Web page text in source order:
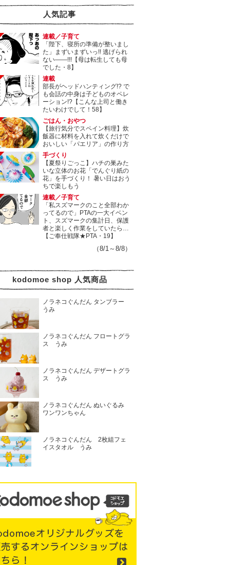
人気記事
連載／子育て
「陛下、寝所の準備が整いまし
た」まずいまずいっ!! 逃げられ
ない――!!!【母は転生しても母
でした・8】
連載
部長がヘッドハンティング!? で
も会話の中身は子どものオペレ
ーション!?【こんな上司と働き
たいわけでして！58】
ごはん・おやつ
【旅行気分でスペイン料理】炊
飯器に材料を入れて炊くだけで
おいしい「パエリア」の作り方
手づくり
【夏祭りごっこ】ハチの巣みた
いな立体のお花「でんぐり紙の
花」を手づくり！ 暑い日はおう
ちで楽しもう
連載／子育て
「私スズマークのこと全部わか
ってるので」PTAの一大イベン
ト、スズマークの集計日、保護
者と楽しく作業をしていたら…
【ご奉仕戦隊★PTA・19】
（8/1～8/8）
kodomoe shop 人気商品
ノラネコぐんだん タンブラー
うみ
ノラネコぐんだん フロートグラ
ス うみ
ノラネコぐんだん デザートグラ
ス うみ
ノラネコぐんだん ぬいぐるみ
ワンワンちゃん
ノラネコぐんだん 2枚組フェ
イスタオル うみ